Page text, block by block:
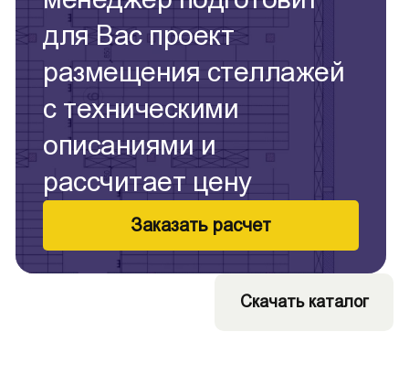
для Вас проект
размещения стеллажей
с техническими
описаниями и
рассчитает цену
Заказать расчет
Скачать каталог